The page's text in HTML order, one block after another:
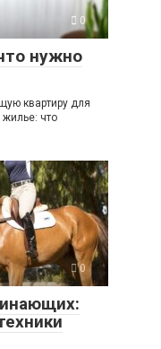
0
нужно
квартиру для
что
0